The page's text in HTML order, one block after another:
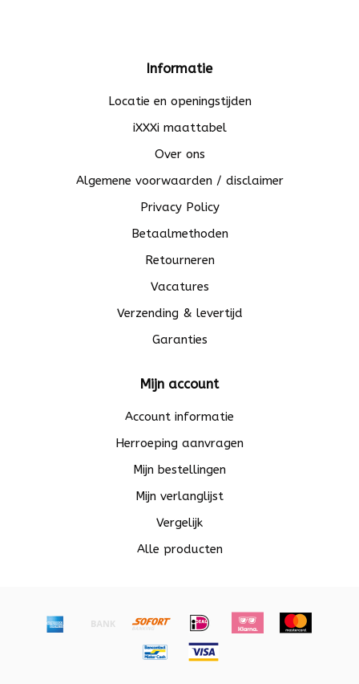
Informatie
Locatie en openingstijden
iXXXi maattabel
Over ons
Algemene voorwaarden / disclaimer
Privacy Policy
Betaalmethoden
Retourneren
Vacatures
Verzending & levertijd
Garanties
Mijn account
Account informatie
Herroeping aanvragen
Mijn bestellingen
Mijn verlanglijst
Vergelijk
Alle producten